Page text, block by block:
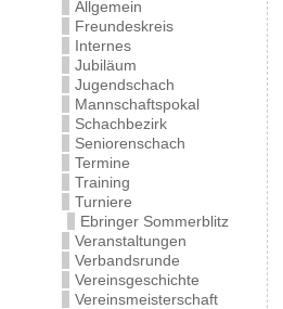
Allgemein
Freundeskreis
Internes
Jubiläum
Jugendschach
Mannschaftspokal
Schachbezirk
Seniorenschach
Termine
Training
Turniere
Ebringer Sommerblitz
Veranstaltungen
Verbandsrunde
Vereinsgeschichte
Vereinsmeisterschaft